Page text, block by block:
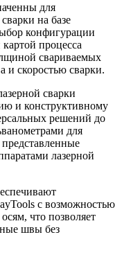
для
на базе
конфигурации
процесса
свариваемых
и скоростью сварки.
сварки
и конструктивному
решений до
для
лазерной
с возможностью
что позволяет
швы без